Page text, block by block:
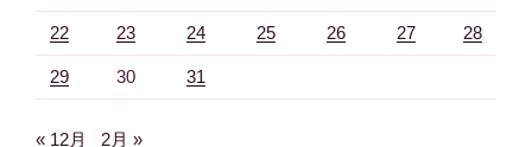
22 23 24 25 26 27 28
29 30 31
« 12月 2月 »